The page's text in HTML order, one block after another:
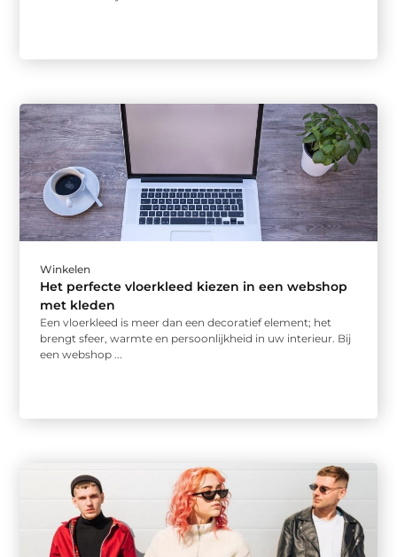
Winkelen
Het perfecte vloerkleed kiezen in een webshop
met kleden
Een vloerkleed is meer dan een decoratief element; het
brengt sfeer, warmte en persoonlijkheid in uw interieur. Bij
een webshop ...